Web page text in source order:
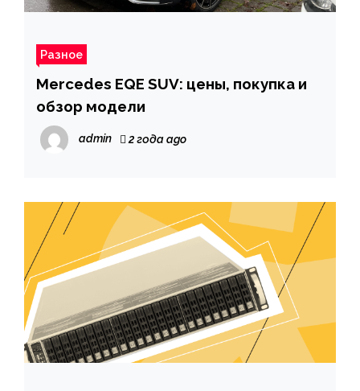
Разное
Mercedes EQE SUV: цены, покупка и
обзор модели
admin 2 года ago